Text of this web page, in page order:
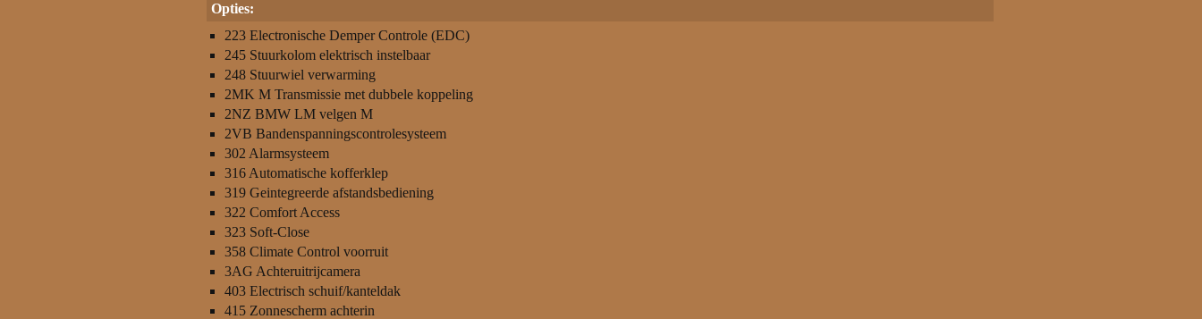
Opties:
223 Electronische Demper Controle (EDC)
245 Stuurkolom elektrisch instelbaar
248 Stuurwiel verwarming
2MK M Transmissie met dubbele koppeling
2NZ BMW LM velgen M
2VB Bandenspanningscontrolesysteem
302 Alarmsysteem
316 Automatische kofferklep
319 Geintegreerde afstandsbediening
322 Comfort Access
323 Soft-Close
358 Climate Control voorruit
3AG Achteruitrijcamera
403 Electrisch schuif/kanteldak
415 Zonnescherm achterin